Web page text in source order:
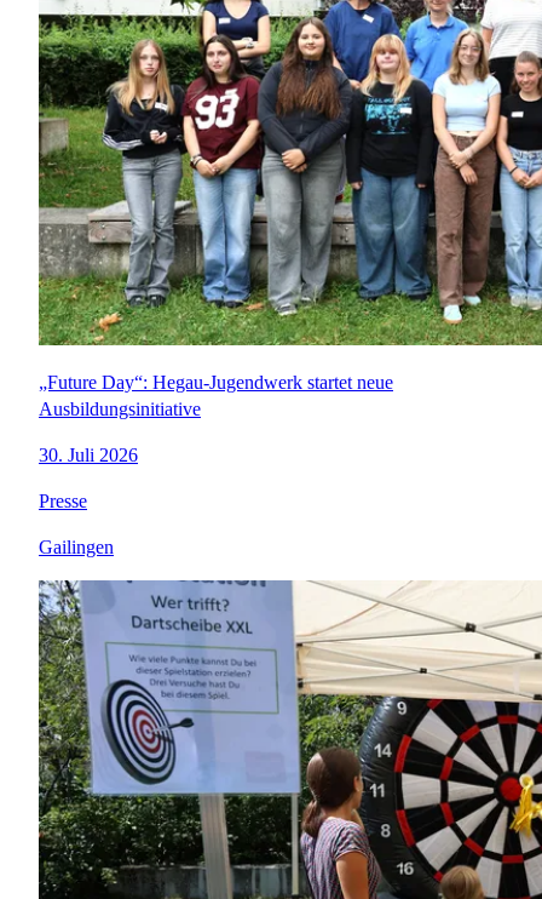
„Future Day“: Hegau-Jugendwerk startet neue
Ausbildungsinitiative
30. Juli 2026
Presse
Gailingen